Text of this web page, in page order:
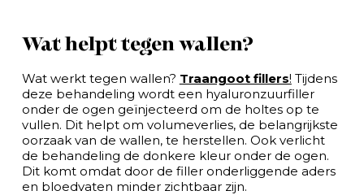
Wat helpt tegen wallen?
Wat werkt tegen wallen? Traangoot fillers! Tijdens
deze behandeling wordt een hyaluronzuurfiller
onder de ogen geïnjecteerd om de holtes op te
vullen. Dit helpt om volumeverlies, de belangrijkste
oorzaak van de wallen, te herstellen. Ook verlicht
de behandeling de donkere kleur onder de ogen.
Dit komt omdat door de filler onderliggende aders
en bloedvaten minder zichtbaar zijn.